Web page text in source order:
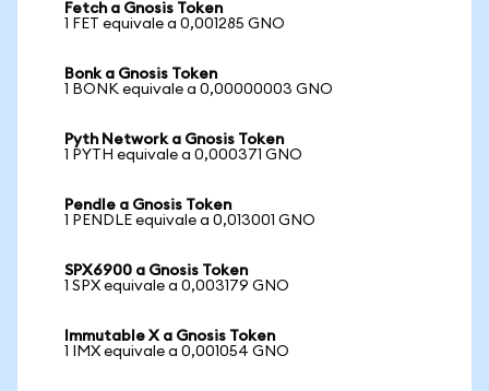
Fetch a Gnosis Token
1 FET equivale a 0,001285 GNO
Bonk a Gnosis Token
1 BONK equivale a 0,00000003 GNO
Pyth Network a Gnosis Token
1 PYTH equivale a 0,000371 GNO
Pendle a Gnosis Token
1 PENDLE equivale a 0,013001 GNO
SPX6900 a Gnosis Token
1 SPX equivale a 0,003179 GNO
Immutable X a Gnosis Token
1 IMX equivale a 0,001054 GNO